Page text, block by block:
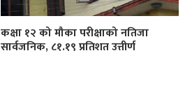
कक्षा १२ को मौका परीक्षाको नतिजा
सार्वजनिक, ८१.१९ प्रतिशत उत्तीर्ण